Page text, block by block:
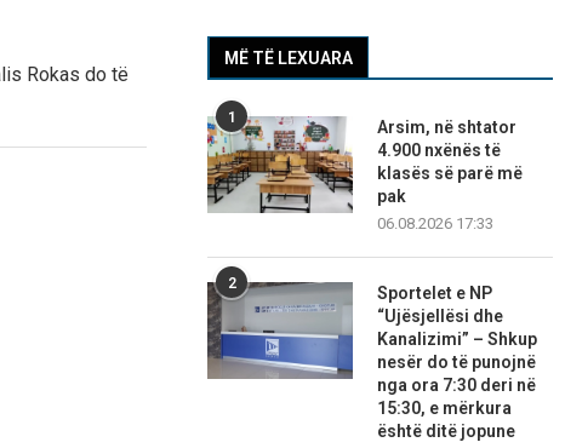
Rokas do të
MË TË LEXUARA
1
Arsim, në shtator
4.900 nxënës të
klasës së parë më
pak
06.08.2026 17:33
2
Sportelet e NP
“Ujësjellësi dhe
Kanalizimi” – Shkup
nesër do të punojnë
nga ora 7:30 deri në
15:30, e mërkura
është ditë jopune